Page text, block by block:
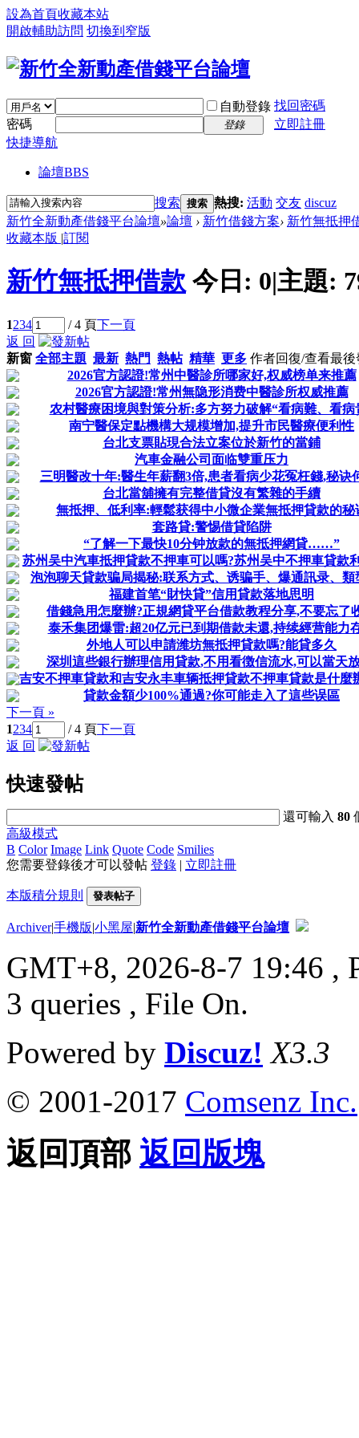
設為首頁收藏本站
開啟輔助訪問 切換到窄版
自動登錄 找回密碼
密碼
登錄
立即註冊
快捷導航
論壇BBS
搜索 搜索 熱搜: 活動 交友 discuz
新竹全新動產借錢平台論壇»論壇 › 新竹借錢方案› 新竹無抵押
收藏本版 |訂閱
新竹無抵押借款 今日: 0|主題:
1234 / 4 頁下一頁
返 回
新窗 全部主題 最新 熱門 熱帖 精華 更多 作者回復/查看最後
2026官方認證!常州中醫診所哪家好,权威榜单来推薦
2026官方認證!常州無隐形消费中醫診所权威推薦
农村醫療困境與對策分析:多方努力破解“看病難、看病
南宁醫保定點機構大规模增加,提升市民醫療便利性
台北支票貼現合法立案位於新竹的當鋪
汽車金融公司面临雙重压力
三明醫改十年:醫生年薪翻3倍,患者看病少花冤枉錢,秘诀
台北當舖擁有完整借貸沒有繁雜的手續
無抵押、低利率:輕鬆获得中小微企業無抵押貸款的秘
套路貸:警惕借貸陷阱
“了解一下最快10分钟放款的無抵押網貸……”
苏州吴中汽車抵押貸款不押車可以嗎?苏州吴中不押車貸款
泡泡聊天貸款骗局揭秘:联系方式、诱骗手、爆通訊录、類
福建首笔“財快貸”信用貸款落地思明
借錢急用怎麼辦?正規網貸平台借款教程分享,不要忘了
泰禾集团爆雷:超20亿元已到期借款未還,持续經营能力
外地人可以申請潍坊無抵押貸款嗎?能貸多久
深圳這些銀行辦理信用貸款,不用看徴信流水,可以當天
吉安不押車貸款和吉安永丰車辆抵押貸款不押車貸款是什麼
貸款金額少100%通過?你可能走入了這些误區
下一頁 »
1234 / 4 頁下一頁
返 回
快速發帖
還可輸入80
高級模式
B Color Image Link Quote Code Smilies
您需要登錄後才可以發帖 登錄 | 立即註冊
本版積分規則 發表帖子
Archiver|手機版|小黑屋|新竹全新動產借錢平台論壇
GMT+8, 2026-8-7 19:46 ,
3 queries , File On.
Powered by Discuz! X3.3
© 2001-2017 Comsenz Inc.
返回頂部 返回版塊